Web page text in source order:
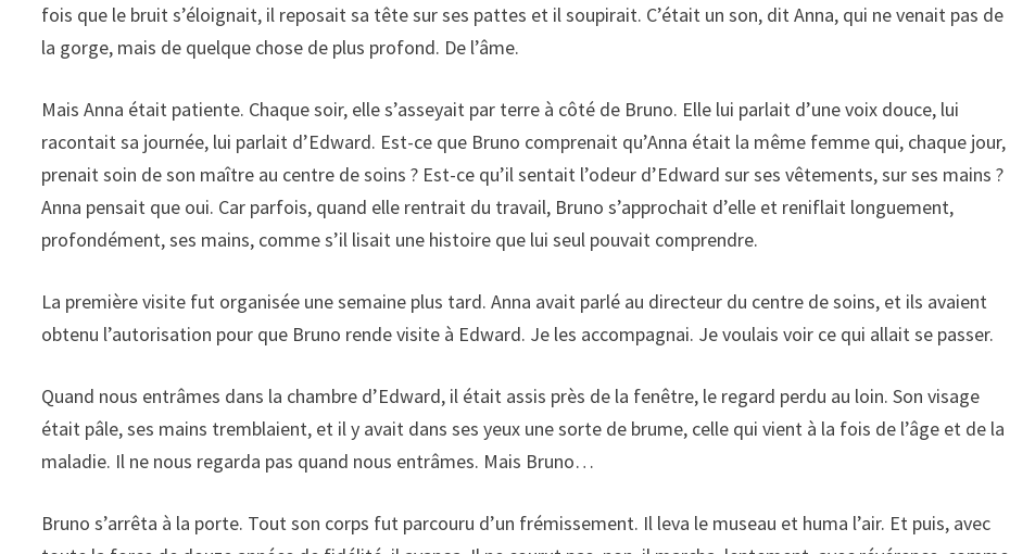
fois que le bruit s’éloignait, il reposait sa tête sur ses pattes et il soupirait. C’était un son, dit Anna, qui ne venait pas de
la gorge, mais de quelque chose de plus profond. De l’âme.
Mais Anna était patiente. Chaque soir, elle s’asseyait par terre à côté de Bruno. Elle lui parlait d’une voix douce, lui
racontait sa journée, lui parlait d’Edward. Est-ce que Bruno comprenait qu’Anna était la même femme qui, chaque jour,
prenait soin de son maître au centre de soins ? Est-ce qu’il sentait l’odeur d’Edward sur ses vêtements, sur ses mains ?
Anna pensait que oui. Car parfois, quand elle rentrait du travail, Bruno s’approchait d’elle et reniflait longuement,
profondément, ses mains, comme s’il lisait une histoire que lui seul pouvait comprendre.
La première visite fut organisée une semaine plus tard. Anna avait parlé au directeur du centre de soins, et ils avaient
obtenu l’autorisation pour que Bruno rende visite à Edward. Je les accompagnai. Je voulais voir ce qui allait se passer.
Quand nous entrâmes dans la chambre d’Edward, il était assis près de la fenêtre, le regard perdu au loin. Son visage
était pâle, ses mains tremblaient, et il y avait dans ses yeux une sorte de brume, celle qui vient à la fois de l’âge et de la
maladie. Il ne nous regarda pas quand nous entrâmes. Mais Bruno…
Bruno s’arrêta à la porte. Tout son corps fut parcouru d’un frémissement. Il leva le museau et huma l’air. Et puis, avec